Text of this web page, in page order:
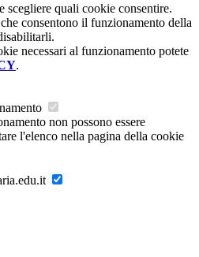
scegliere quali cookie consentire.
consentono il funzionamento della
necessari al funzionamento potete
.
non possono essere
l'elenco nella pagina della cookie